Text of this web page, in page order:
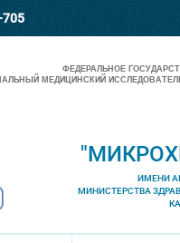
705
ФЕДЕРАЛЬНОЕ
МЕДИЦИНСКИЙ
ИМЕНИ
МИНИСТЕРСТВА